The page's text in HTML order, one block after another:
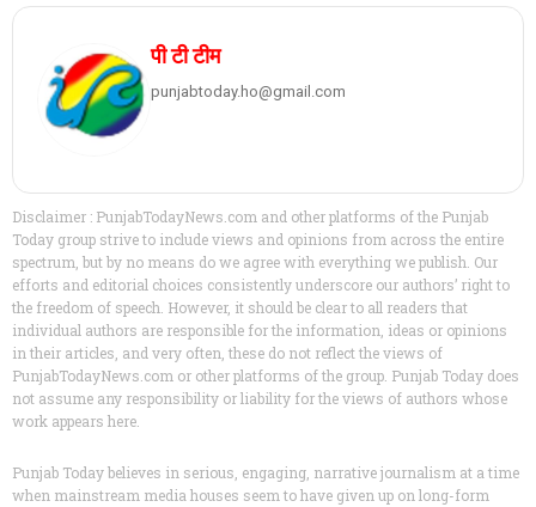
पी टी टीम
punjabtoday.ho@gmail.com
Disclaimer : PunjabTodayNews.com and other platforms of the Punjab
Today group strive to include views and opinions from across the entire
spectrum, but by no means do we agree with everything we publish. Our
efforts and editorial choices consistently underscore our authors’ right to
the freedom of speech. However, it should be clear to all readers that
individual authors are responsible for the information, ideas or opinions
in their articles, and very often, these do not reflect the views of
PunjabTodayNews.com or other platforms of the group. Punjab Today does
not assume any responsibility or liability for the views of authors whose
work appears here.
Punjab Today believes in serious, engaging, narrative journalism at a time
when mainstream media houses seem to have given up on long-form